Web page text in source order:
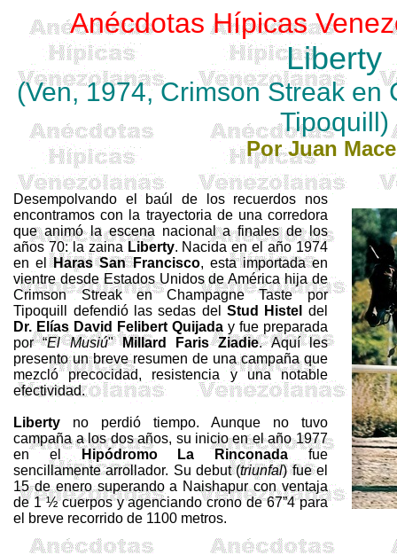
Anécdotas Hípicas
Liberty
(Ven, 1974,Crimson Streaken
Tipoquill)
Por Juan
Desempolvando el baúl de los recuerdos nos
encontramos con la trayectoria de una corredora
que animó la escena nacional a finales de los
años 70: la zaina Liberty. Nacida en el año 1974
en elHaras San Francisco, esta importada en
vientre desde Estados Unidos de América hija de
Crimson
Streaken Champagne Taste por
Tipoquill
defendió las sedas delStud Histel
del
Dr. Elías David
Felibert Quijaday fue preparada
por “El Musiú"Millard FarisZiadie. Aquí les
presento un breve resumen de una campaña que
mezcló precocidad, resistencia y una notable
efectividad.
Liberty no perdió tiempo. Aunque no tuvo
campaña a los dos años, su inicio en el año 1977
en elHipódromo La Rinconadafue
sencillamente arrollador. Su debut (triunfal) fue el
15 de enero superando a Naishapurcon ventaja
de 1 ½ cuerpos y agenciando crono de 67”4 para
el breve recorrido de 1100 metros.